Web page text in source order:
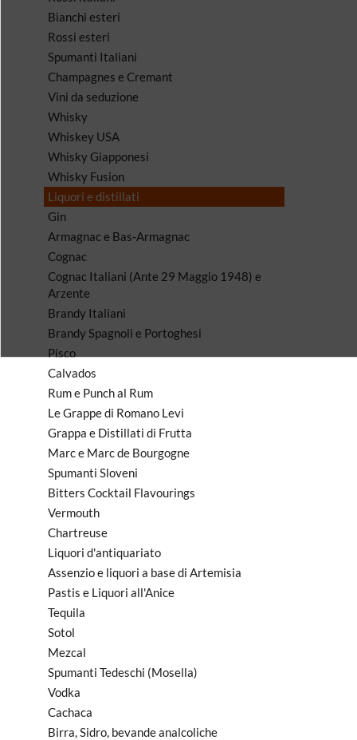
Bianchi esteri
Rossi esteri
Spumanti Italiani
Champagnes e Cremant
Vini da seduzione
Whisky
Whiskey USA
Whisky Giapponesi
Whisky Fusion
Liquori e distillati
Gin
Armagnac e Bas-Armagnac
Cognac
Cognac Italiani (Ante 29 Maggio 1948) e
Arzente
Brandy Italiani
Brandy Spagnoli e Portoghesi
Pisco
Calvados
Rum e Punch al Rum
Le Grappe di Romano Levi
Grappa e Distillati di Frutta
Marc e Marc de Bourgogne
Spumanti Sloveni
Bitters Cocktail Flavourings
Vermouth
Chartreuse
Liquori d'antiquariato
Assenzio e liquori a base di Artemisia
Pastis e Liquori all'Anice
Tequila
Sotol
Mezcal
Spumanti Tedeschi (Mosella)
Vodka
Cachaca
Birra, Sidro, bevande analcoliche